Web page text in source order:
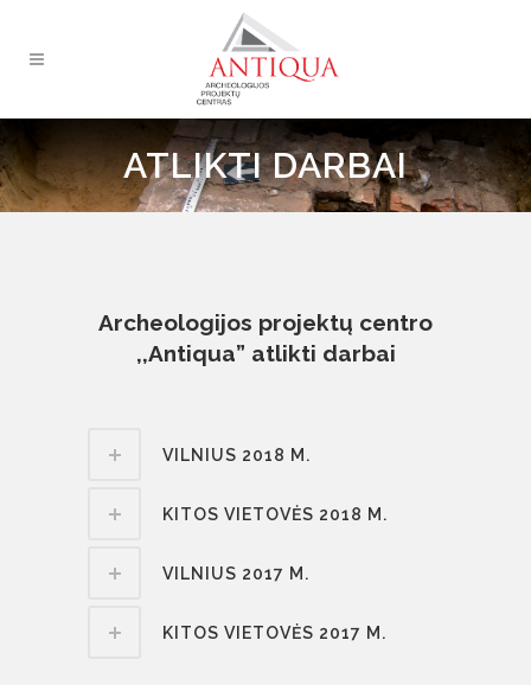
ATLIKTI DARBAI
Archeologijos projektų centro
,,Antiqua” atlikti darbai
VILNIUS 2018 M.
KITOS VIETOVĖS 2018 M.
VILNIUS 2017 M.
KITOS VIETOVĖS 2017 M.